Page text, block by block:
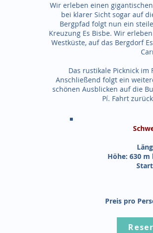
Wir erleben einen
bei klarer Sicht sogar auf
Bergpfad folgt nun ein
Kreuzung Es Bisbe. Wir
Westküste, auf das Bergdorf
Das rustikale Picknick
Anschließend folgt ein
schönen Ausblicken auf die
Pí. Fahrt
Höhe: 630
Preis pro